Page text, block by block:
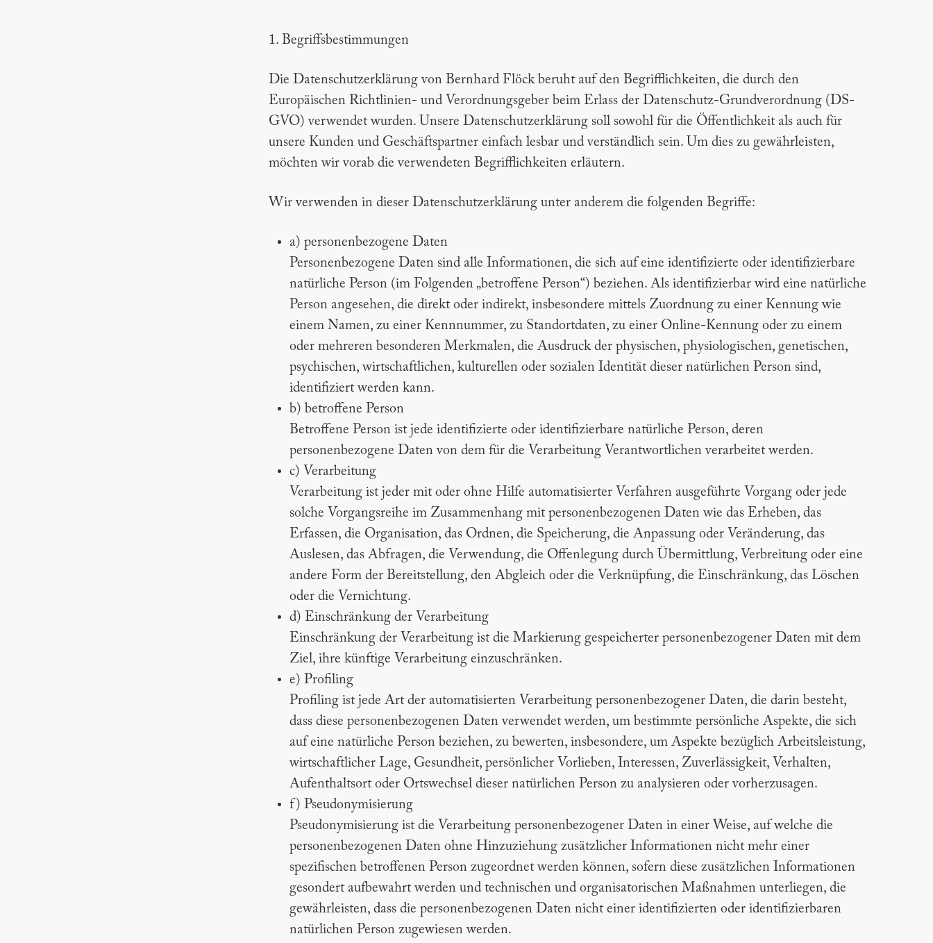
1. Begriffsbestimmungen
Die Datenschutzerklärung von Bernhard Flöck beruht auf den Begrifflichkeiten, die durch den
Europäischen Richtlinien- und Verordnungsgeber beim Erlass der Datenschutz-Grundverordnung (DS-
GVO) verwendet wurden. Unsere Datenschutzerklärung soll sowohl für die Öffentlichkeit als auch für
unsere Kunden und Geschäftspartner einfach lesbar und verständlich sein. Um dies zu gewährleisten,
möchten wir vorab die verwendeten Begrifflichkeiten erläutern.
Wir verwenden in dieser Datenschutzerklärung unter anderem die folgenden Begriffe:
a) personenbezogene Daten
Personenbezogene Daten sind alle Informationen, die sich auf eine identifizierte oder identifizierbare
natürliche Person (im Folgenden „betroffene Person“) beziehen. Als identifizierbar wird eine natürliche
Person angesehen, die direkt oder indirekt, insbesondere mittels Zuordnung zu einer Kennung wie
einem Namen, zu einer Kennnummer, zu Standortdaten, zu einer Online-Kennung oder zu einem
oder mehreren besonderen Merkmalen, die Ausdruck der physischen, physiologischen, genetischen,
psychischen, wirtschaftlichen, kulturellen oder sozialen Identität dieser natürlichen Person sind,
identifiziert werden kann.
b) betroffene Person
Betroffene Person ist jede identifizierte oder identifizierbare natürliche Person, deren
personenbezogene Daten von dem für die Verarbeitung Verantwortlichen verarbeitet werden.
c) Verarbeitung
Verarbeitung ist jeder mit oder ohne Hilfe automatisierter Verfahren ausgeführte Vorgang oder jede
solche Vorgangsreihe im Zusammenhang mit personenbezogenen Daten wie das Erheben, das
Erfassen, die Organisation, das Ordnen, die Speicherung, die Anpassung oder Veränderung, das
Auslesen, das Abfragen, die Verwendung, die Offenlegung durch Übermittlung, Verbreitung oder eine
andere Form der Bereitstellung, den Abgleich oder die Verknüpfung, die Einschränkung, das Löschen
oder die Vernichtung.
d) Einschränkung der Verarbeitung
Einschränkung der Verarbeitung ist die Markierung gespeicherter personenbezogener Daten mit dem
Ziel, ihre künftige Verarbeitung einzuschränken.
e) Profiling
Profiling ist jede Art der automatisierten Verarbeitung personenbezogener Daten, die darin besteht,
dass diese personenbezogenen Daten verwendet werden, um bestimmte persönliche Aspekte, die sich
auf eine natürliche Person beziehen, zu bewerten, insbesondere, um Aspekte bezüglich Arbeitsleistung,
wirtschaftlicher Lage, Gesundheit, persönlicher Vorlieben, Interessen, Zuverlässigkeit, Verhalten,
Aufenthaltsort oder Ortswechsel dieser natürlichen Person zu analysieren oder vorherzusagen.
f) Pseudonymisierung
Pseudonymisierung ist die Verarbeitung personenbezogener Daten in einer Weise, auf welche die
personenbezogenen Daten ohne Hinzuziehung zusätzlicher Informationen nicht mehr einer
spezifischen betroffenen Person zugeordnet werden können, sofern diese zusätzlichen Informationen
gesondert aufbewahrt werden und technischen und organisatorischen Maßnahmen unterliegen, die
gewährleisten, dass die personenbezogenen Daten nicht einer identifizierten oder identifizierbaren
natürlichen Person zugewiesen werden.